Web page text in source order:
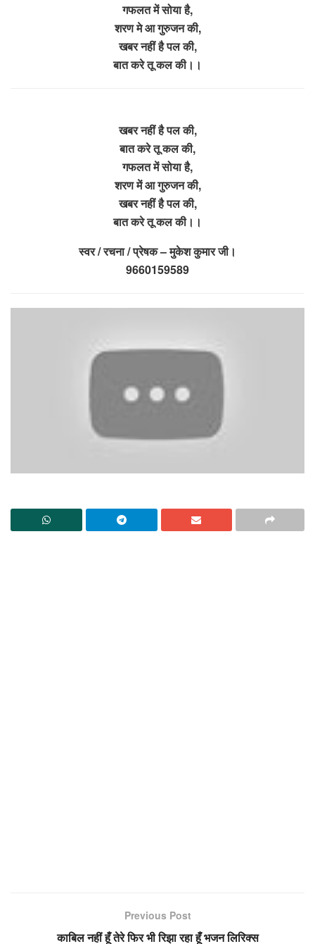
गफलत में सोया है,
शरण मे आ गुरुजन की,
खबर नहीं है पल की,
बात करे तू कल की।।
खबर नहीं है पल की,
बात करे तू कल की,
गफलत में सोया है,
शरण में आ गुरुजन की,
खबर नहीं है पल की,
बात करे तू कल की।।
स्वर / रचना / प्रेषक – मुकेश कुमार जी।
9660159589
Previous Post
काबिल नहीं हूँ तेरे फिर भी रिझा रहा हूँ भजन लिरिक्स